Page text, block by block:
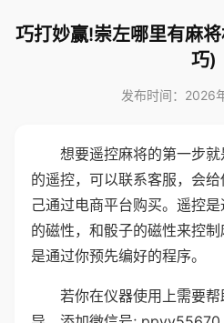
巧打妙赢!崇左哪里有麻
巧)
发布时间：2026
想要遥控麻将的第一步
的遥控，可以联系客服，会
己通过电商平台购买。遥控
的磁性，和骰子的磁性来控
是通过你预先编好的程序。
若你在仪器使用上需要